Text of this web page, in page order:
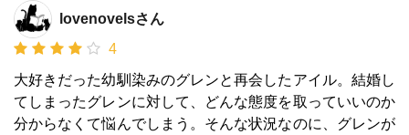
lovenovelsさん
4
大好きだった幼馴染みのグレンと再会したアイル。結婚し
てしまったグレンに対して、どんな態度を取っていいのか
分からなくて悩んでしまう。そんな状況なのに、グレンが